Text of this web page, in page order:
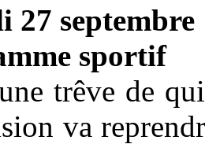
27 septembre
sportif
trêve de
va